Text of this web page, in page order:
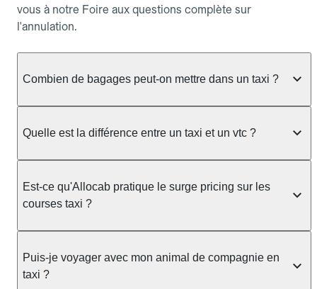
vous à notre Foire aux questions complète sur
l'annulation.
Combien de bagages peut-on mettre dans un taxi ?
taxi berline accueille en général jusqu'à 3 bagages
ou nombreux, précisez-le dans le champ "Message
au chauffeur" lors de la réservation. Le prix n'est
pas impacté par le nombre de bagages.
Quelle est la différence entre un taxi et un vtc ?
prendre en charge directement dans la rue, à une
station ou sur réservation, avec un tarif au
réservation et propose un prix fixe annoncé à
l'avance. Chez Allocab, réservez facilement votre
taxi.
Est-ce qu'Allocab pratique le surge pricing sur les
courses taxi ?
réglementation préfectorale et suit un barème
officiel : il protège des hausses liées à la demande.
Puis-je voyager avec mon animal de compagnie en
taxi ?